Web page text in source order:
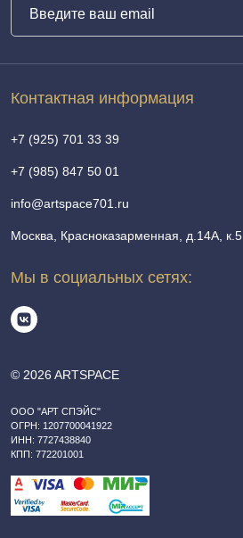
© 2026 ARTSPACE
ООО "АРТ СПЭЙС"
ОГРН: 1207700041922
ИНН: 7727438840
КПП: 772201001
Контактная информация
+7 (925) 701 33 39
+7 (985) 847 50 01
info@artspace701.ru
Москва, Красноказарменная, д.14А, к.5
Мы в социальных сетях: